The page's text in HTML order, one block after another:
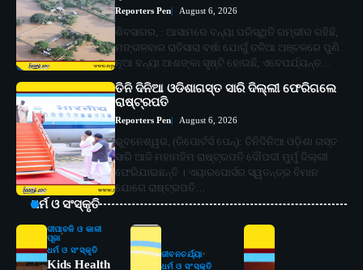
Reporters Pen August 6, 2026
ଶିବସାଗର, : ଆସାମରେ ବନ୍ୟା ପରିସ୍ଥିତି ଗମ୍ଭୀର ରହିଛି,
ମଙ୍ଗଳବାର ରାତିସାରା ବର୍ଷା ଯୋଗୁଁ ତଳିଆ ଅଞ୍ଚଳରେ ପୁଣି
ନୂଆ ବନ୍ୟା ଆଶଙ୍କା ସୃଷ୍ଟି ହୋଇଛି, ଏବେପର୍ଯ୍ୟନ୍ତ…
ତିନି ଦିନିଆ ଓଡିଶାଗସ୍ତ ସାରି ଦିଲ୍ଲୀ ଫେରିଗଲେ
ରାଷ୍ଟ୍ରପତି
Reporters Pen August 6, 2026
ଭୁବନେଶ୍ୱର, (ରିପୋର୍ଟର୍ସ ପେନ୍‌): ତିନିଦିନିଆ ଓଡ଼ିଶା ଗସ୍ତ
ସାରି ଆଜି ମହାମହିମ ରାଷ୍ଟ୍ରପତି ଦୌପଦୀ ମୁର୍ମୁ ଦିଲ୍ଲୀ
ଫେରିଯାଇଛନ୍ତି । ଏୟାରପୋର୍ସର ସ୍ୱତନ୍ତ୍ର ବିମାନ
ଯୋଗେ ରାଷ୍ଟ୍ରପତି…
ଧର୍ମ ଓ ସଂସ୍କୃତି
ଦୀପାବଳି ଓ କାଳୀ
ପୂଜା
ଧର୍ମ ଓ ସଂସ୍କୃତି
Kids Health
ଜୀବନଚର୍ଯ୍ୟା
ଧର୍ମ ଓ ସଂସ୍କୃତି